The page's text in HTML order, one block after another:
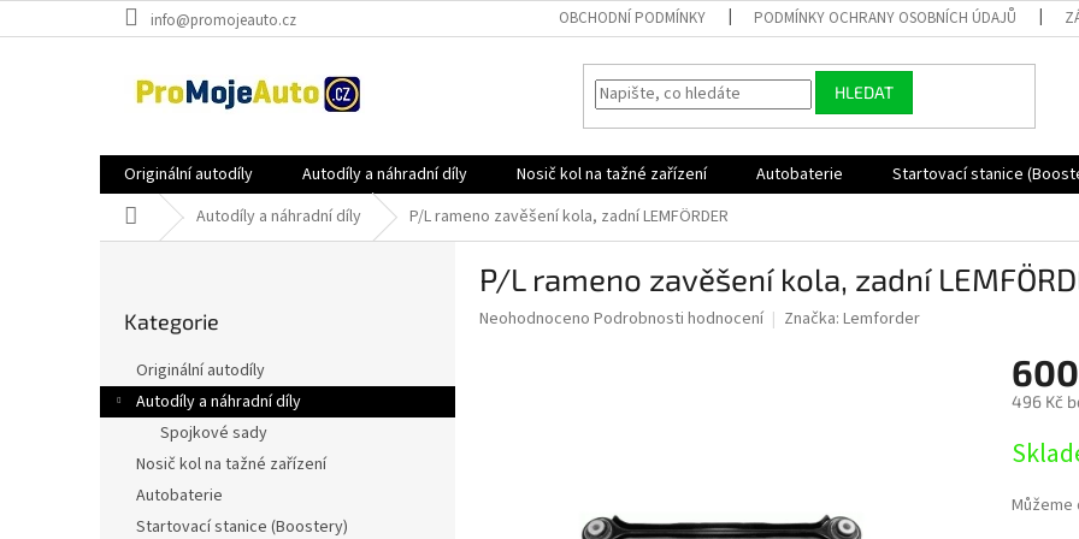
na
info@promojeauto.cz OBCHODNÍ PODMÍNKY PODMÍNKY OCHRANY OSOBNÍCH ÚDAJŮ
HLEDAT
Originální autodíly Autodíly a náhradní díly Nosič kol na tažné zařízení Autobaterie Startovací stanice
Domů Autodíly a náhradní díly P/L rameno zavěšení kola, zadní LEMFÖRDER
a
n
kategorie
Kategorie
Originální autodíly
Autodíly a náhradní díly
Spojkové sady
Nosič kol na tažné zařízení
Autobaterie
Startovací stanice (Boostery)
P/L rameno zavěšení kola, zadní
Průměrné
Neohodnoceno Podrobnosti hodnocení Značka: Lemforder
496 Kč
cena:
Můžeme